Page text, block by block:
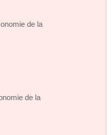
de la
de la